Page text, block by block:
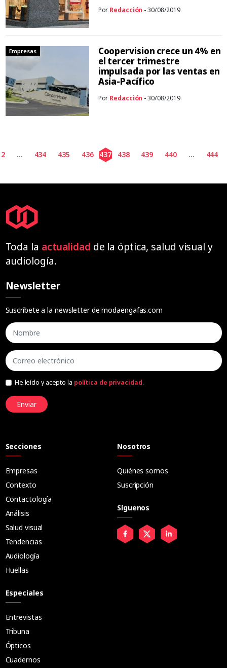
Por Redacción - 30/08/2019
Empresas
Coopervision crece un 4% en
el tercer trimestre
impulsada por las ventas en
Asia-Pacífico
Por Redacción - 30/08/2019
2 ... 434 435 436 437 438 439 440 ... 444
Toda la actualidad de la óptica, salud visual y
audiología.
Newsletter
Suscríbete a la newsletter de modaengafas.com
He leído y acepto la política de privacidad.
Enviar
Secciones
Empresas
Contexto
Contactología
Análisis
Salud visual
Tendencias
Audiología
Huellas
Especiales
Entrevistas
Tribuna
Ópticos
Cuadernos
Nosotros
Quiénes somos
Suscripción
Síguenos